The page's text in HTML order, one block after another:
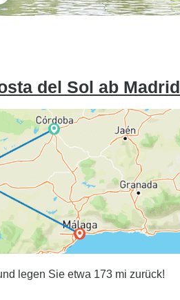
del Sol ab Madrid
legen Sie etwa 173 mi zurück!